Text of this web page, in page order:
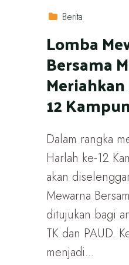
Berita
Lomba
Bersama
12
Dalam rangka
Harlah ke-12
akan
Mewarna
ditujukan bagi
TK dan PAUD.
menjadi...